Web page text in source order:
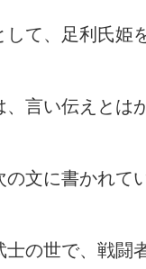
て、足利氏姫
言い伝えとは
文に書かれて
士の世で、戦